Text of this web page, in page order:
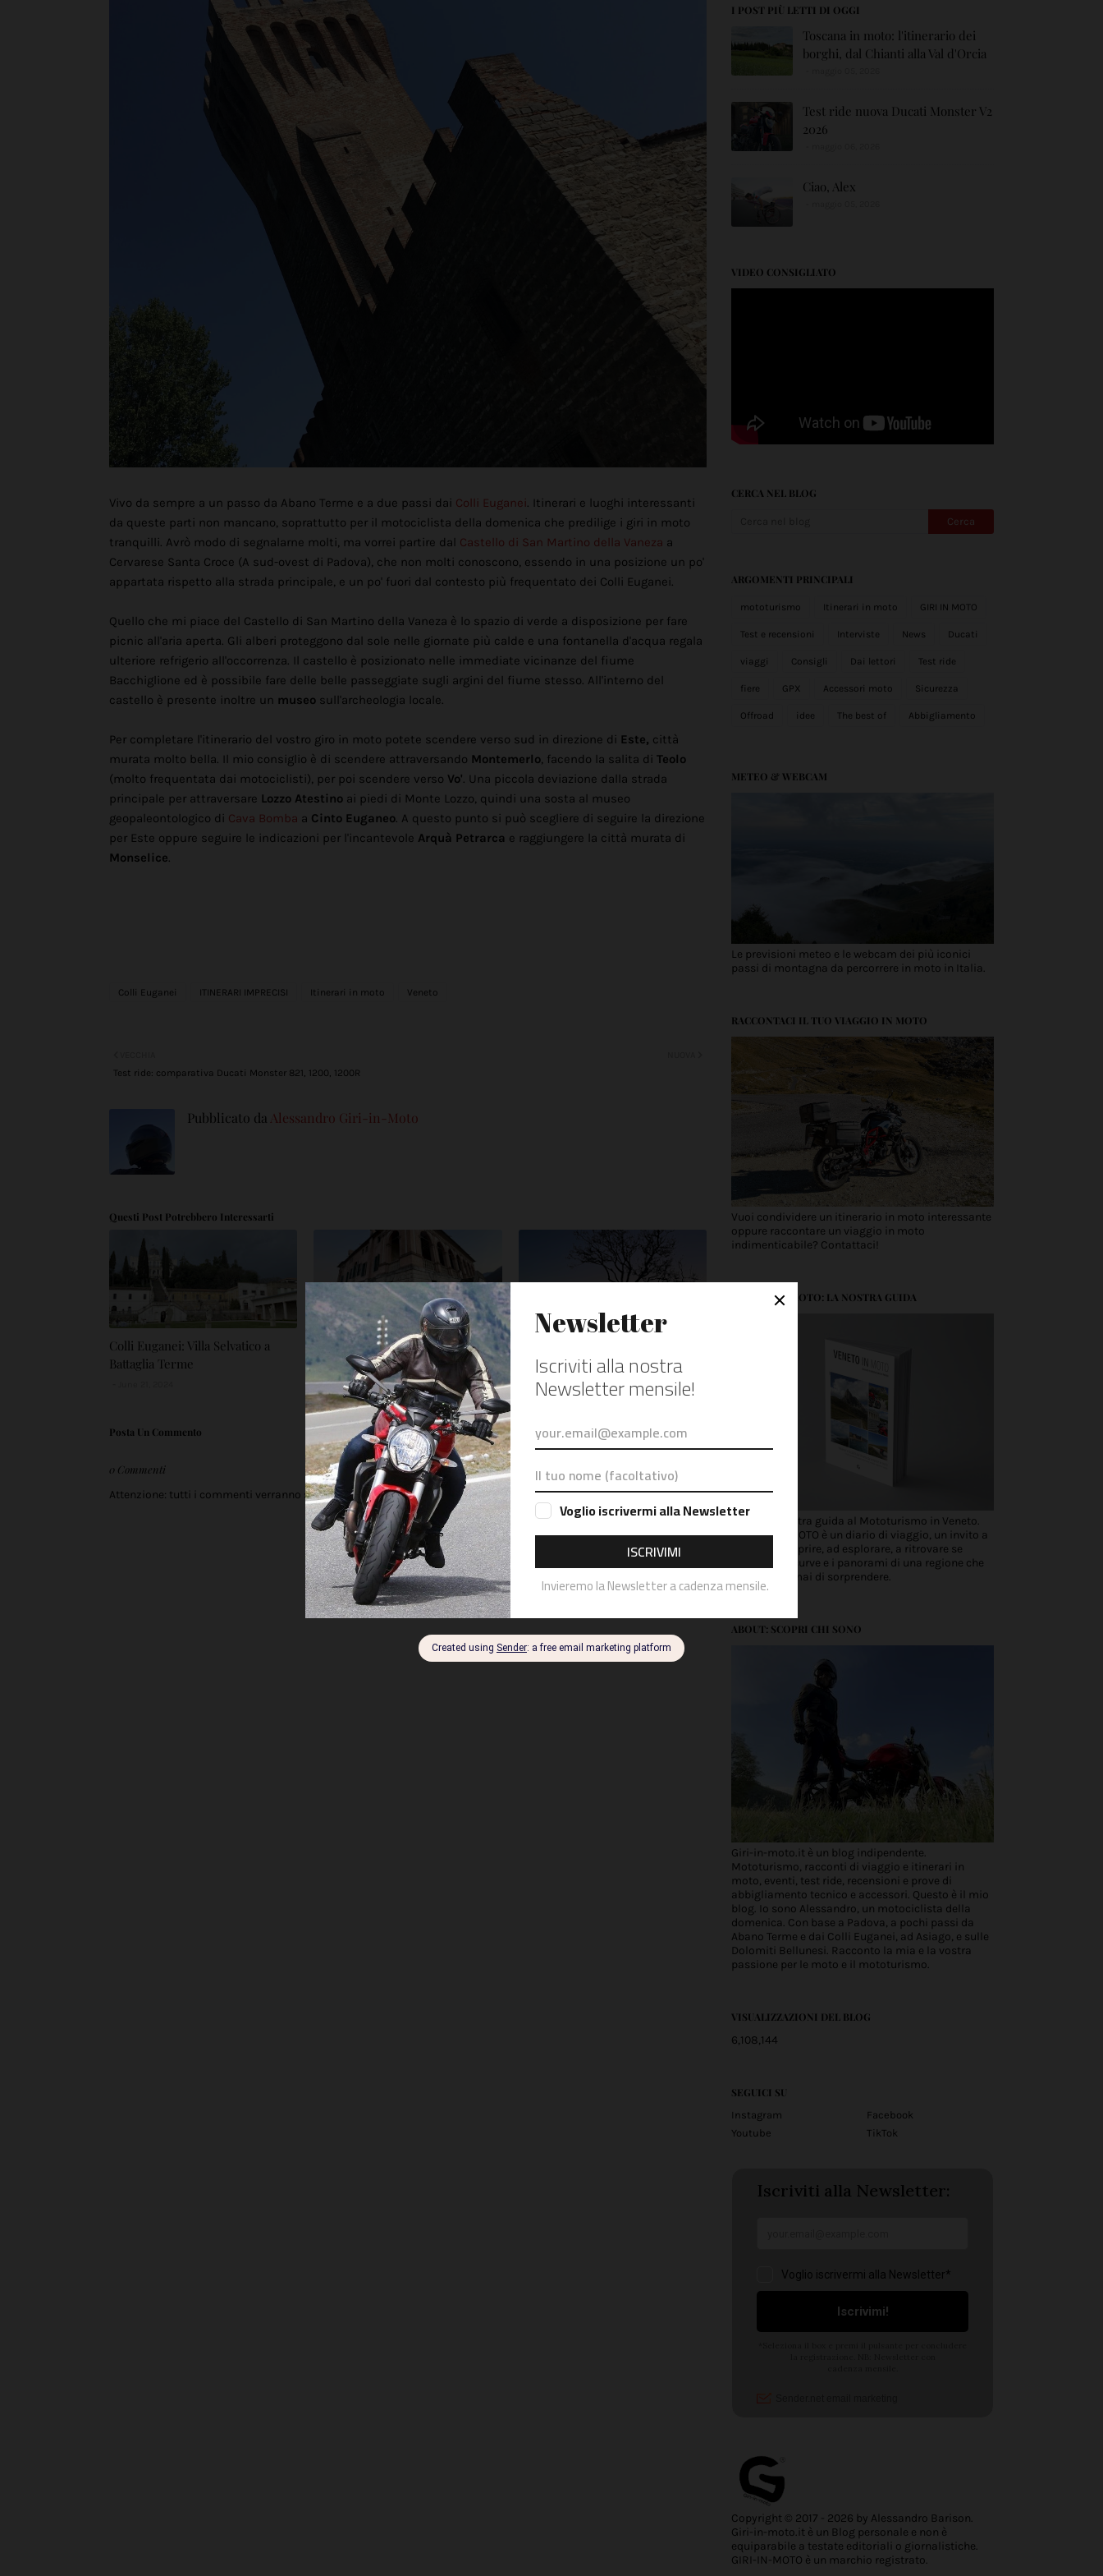
Vivo da sempre a un passo da Abano Terme e a due passi dai Colli Euganei. Itinerari e luoghi interessanti
da queste parti non mancano, soprattutto per il motociclista della domenica che predilige i giri in moto
tranquilli. Avrò modo di segnalarne molti, ma vorrei partire dal Castello di San Martino della Vaneza a
Cervarese Santa Croce (A sud-ovest di Padova), che non molti conoscono, essendo in una posizione un po'
appartata rispetto alla strada principale, e un po' fuori dal contesto più frequentato dei Colli Euganei.
Quello che mi piace del Castello di San Martino della Vaneza è lo spazio di verde a disposizione per fare
picnic all'aria aperta. Gli alberi proteggono dal sole nelle giornate più calde e una fontanella d'acqua regala
ulteriore refrigerio all'occorrenza. Il castello è posizionato nelle immediate vicinanze del fiume
Bacchiglione ed è possibile fare delle belle passeggiate sugli argini del fiume stesso. All'interno del
castello è presente inoltre un museo sull'archeologia locale.
Per completare l'itinerario del vostro giro in moto potete scendere verso sud in direzione di Este, città
murata molto bella. Il mio consiglio è di scendere attraversando Montemerlo, facendo la salita di Teolo
(molto frequentata dai motociclisti), per poi scendere verso Vo'. Una piccola deviazione dalla strada
principale per attraversare Lozzo Atestino ai piedi di Monte Lozzo, quindi una sosta al museo
geopaleontologico di Cava Bomba a Cinto Euganeo. A questo punto si può scegliere di seguire la direzione
per Este oppure seguire le indicazioni per l'incantevole Arquà Petrarca e raggiungere la città murata di
Monselice.
Colli Euganei ITINERARI IMPRECISI Itinerari in moto Veneto
Test ride: comparativa Ducati Monster 821, 1200, 1200R
Pubblicato da Alessandro Giri-in-Moto
Questi Post Potrebbero Interessarti
Colli Euganei: Villa Selvatico a
Battaglia Terme
Colli Euganei: Villa dei Vescovi
June 20, 2024
Euganei in moto
March 29, 2023
Posta Un Commento
0 Commenti
Attenzione: tutti i commenti verranno sottoposti a moderazione prima della pubblicazione.
I POST PIÙ LETTI DI OGGI
Toscana in moto: l'itinerario dei
borghi, dal Chianti alla Val d'Orcia
Test ride nuova Ducati Monster V2
2026
Ciao, Alex
VIDEO CONSIGLIATO
CERCA NEL BLOG
ARGOMENTI PRINCIPALI
mototurismo Itinerari in moto GIRI IN MOTO
Test e recensioni Interviste News Ducati
viaggi Consigli Dai lettori Test ride
fiere GPX Accessori moto Sicurezza
Offroad idee The best of Abbigliamento
METEO & WEBCAM
Le previsioni meteo e le webcam dei più iconici
passi di montagna da percorrere in moto in Italia.
RACCONTACI IL TUO VIAGGIO IN MOTO
Vuoi condividere un itinerario in moto interessante
oppure raccontare un viaggio in moto
indimenticabile? Contattaci!
VENETO IN MOTO: LA NOSTRA GUIDA
Scopri la nostra guida al Mototurismo in Veneto.
VENETO IN MOTO è un diario di viaggio, un invito a
partire, a scoprire, ad esplorare, a ritrovare se
stessi tra le curve e i panorami di una regione che
non smette mai di sorprendere.
ABOUT: SCOPRI CHI SONO
Giri-in-moto.it è un blog indipendente.
Mototurismo, racconti di viaggio e itinerari in
moto, eventi, test ride, recensioni e prove di
abbigliamento tecnico e accessori. Questo è il mio
blog. Io sono Alessandro, un motociclista della
domenica. Con base a Padova, a pochi passi da
Abano Terme e dai Colli Euganei, ad Asiago, e sulle
Dolomiti Bellunesi. Racconto la mia e la vostra
passione per le moto e il mototurismo.
VISUALIZZAZIONI DEL BLOG
6,108,144
SEGUICI SU
Instagram
Facebook
Youtube
TikTok
Copyright © 2017 - 2026 by Alessandro Barison.
Giri-in-moto.it è un Blog personale e non è
equiparabile a testate editoriali o giornalistiche.
GIRI-IN-MOTO è un marchio registrato.